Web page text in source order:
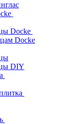
Docke
Docke
DIY